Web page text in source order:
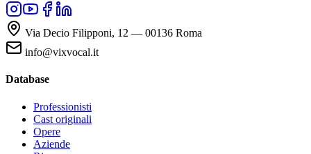
Via Decio Filipponi, 12 — 00136 Roma
info@vixvocal.it
Database
Professionisti
Cast originali
Opere
Aziende